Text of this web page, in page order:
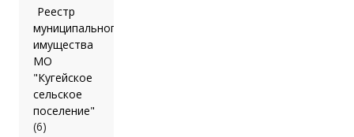
Реестр
муниципального
имущества
МО
"Кугейское
сельское
поселение"
(6)